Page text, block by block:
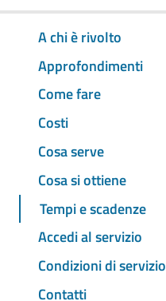
A chi è rivolto
Approfondimenti
Come fare
Costi
Cosa serve
Cosa si ottiene
Tempi e scadenze
Accedi al servizio
Condizioni di servizio
Contatti